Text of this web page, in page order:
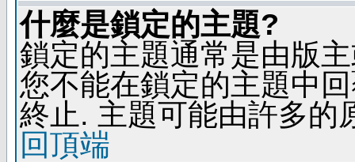
什麼是鎖定的主題?
鎖定的主題通常是由版
您不能在鎖定的主題中
終止. 主題可能由許多的
回頂端